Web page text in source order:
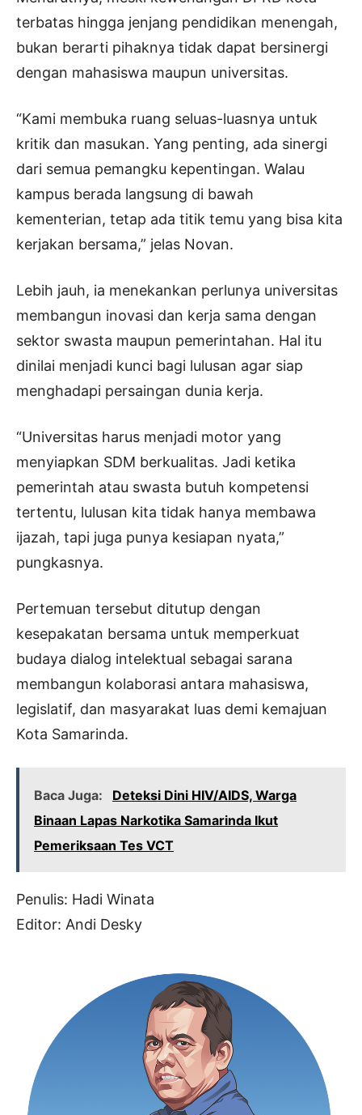
terbatas hingga jenjang pendidikan menengah,
bukan berarti pihaknya tidak dapat bersinergi
dengan mahasiswa maupun universitas.
“Kami membuka ruang seluas-luasnya untuk
kritik dan masukan. Yang penting, ada sinergi
dari semua pemangku kepentingan. Walau
kampus berada langsung di bawah
kementerian, tetap ada titik temu yang bisa kita
kerjakan bersama,” jelas Novan.
Lebih jauh, ia menekankan perlunya universitas
membangun inovasi dan kerja sama dengan
sektor swasta maupun pemerintahan. Hal itu
dinilai menjadi kunci bagi lulusan agar siap
menghadapi persaingan dunia kerja.
“Universitas harus menjadi motor yang
menyiapkan SDM berkualitas. Jadi ketika
pemerintah atau swasta butuh kompetensi
tertentu, lulusan kita tidak hanya membawa
ijazah, tapi juga punya kesiapan nyata,”
pungkasnya.
Pertemuan tersebut ditutup dengan
kesepakatan bersama untuk memperkuat
budaya dialog intelektual sebagai sarana
membangun kolaborasi antara mahasiswa,
legislatif, dan masyarakat luas demi kemajuan
Kota Samarinda.
Baca Juga:
Deteksi Dini HIV/AIDS, Warga
Binaan Lapas Narkotika Samarinda Ikut
Pemeriksaan Tes VCT
Penulis: Hadi Winata
Editor: Andi Desky